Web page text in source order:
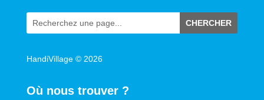
HandiVillage © 2026
Où nous trouver ?